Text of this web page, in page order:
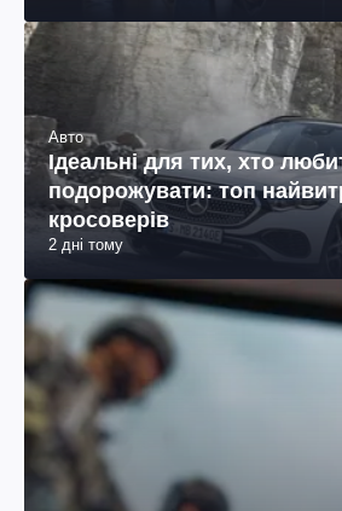
Авто
Ідеальні для тих, хто
подорожувати: топ
кросоверів
2 дні тому